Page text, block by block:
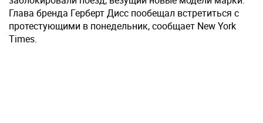
Глава бренда Герберт Дисс пообещал встретиться с
протестующими в понедельник, сообщает New York
Times.